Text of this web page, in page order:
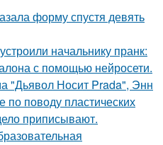
форму спустя девять
начальнику пранк:
с помощью нейросети.
"Дьявол Носит Prada", Энн
по поводу пластических
приписывают.